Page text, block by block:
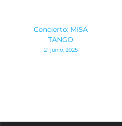
Navegación
Concierto: MISA
TANGO
21 junio, 2025